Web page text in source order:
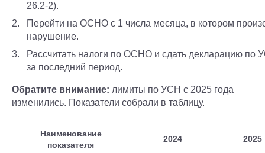
26.2-2).
Перейти на ОСНО с 1 числа месяца, в котором
нарушение.
Рассчитать налоги по ОСНО и сдать декларацию по
за последний период.
Обратите внимание: лимиты по УСН с 2025 года
изменились. Показатели собрали в таблицу.
Наименование
показателя
2024 2025